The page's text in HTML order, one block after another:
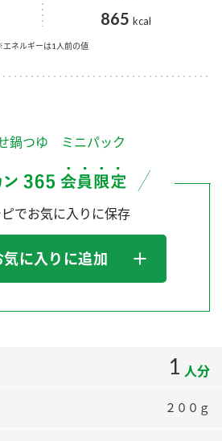
米飯用調味液
Fibee
歴史
り組み
カンミュージアム）
ー
た
865 kcal
ネルギーは1人前の値
鍋つゆ ミニパック
でお気に入りに保存
気に入りに追加
1 人分
２００ｇ